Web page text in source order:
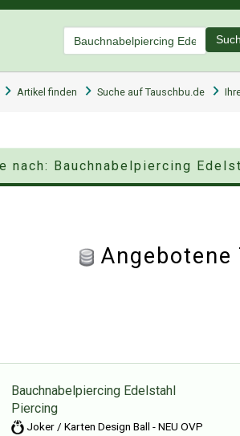
Artikel finden Suche auf Tauschbu.de
nach: Bauchnabelpiercing
Bauchnabelpiercing Edelstahl
Piercing
Joker / Karten Design Ball - NEU OVP